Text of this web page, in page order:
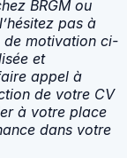
BRGM ou
pas à
de motivation ci-
et
appel à
de votre CV
à votre place
dans votre